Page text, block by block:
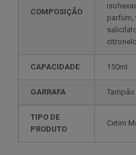
COMPOSIÇÃO
parfum,
citronelol.
CAPACIDADE 150ml
GARRAFA Tampão
TIPO DE
PRODUTO
Cetim